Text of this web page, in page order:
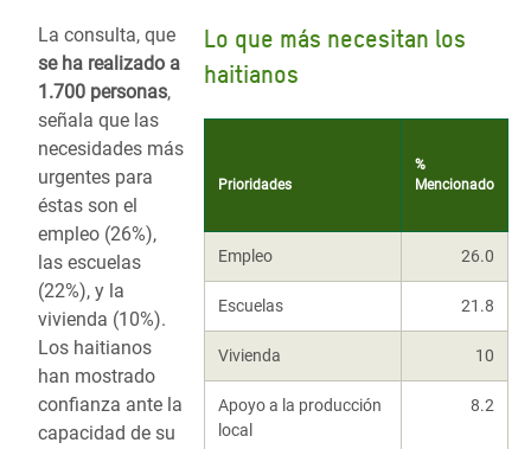
Lo que más necesitan los
haitianos
Prioridades
%
Mencionado
Empleo 26.0
Escuelas 21.8
Vivienda 10
Apoyo a la producción
local
8.2
La consulta, que
se ha realizado a
1.700 personas,
señala que las
necesidades más
urgentes para
éstas son el
empleo (26%),
las escuelas
(22%), y la
vivienda (10%).
Los haitianos
han mostrado
confianza ante la
capacidad de su